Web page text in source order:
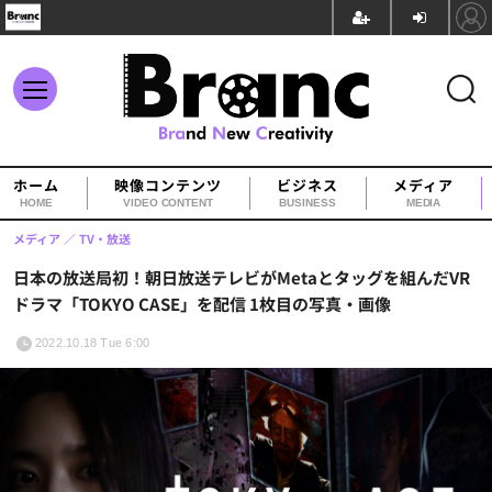
ホーム
HOME
映像コンテンツ
VIDEO CONTENT
ビジネス
BUSINESS
メディア
MEDIA
日本の放送局初！朝日放送テレビがMetaとタッグを組んだVR
ドラマ「TOKYO CASE」を配信 1枚目の写真・画像
メディア TV・放送
2022.10.18 Tue 6:00